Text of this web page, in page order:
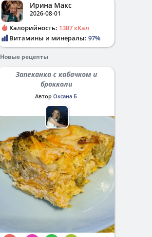
Ирина Макс
2026-08-01
Калорийность: 1387 кКал
Витамины и минералы: 97%
Новые рецепты
Запеканка с кабачком и
брокколи
Автор Оксана Б